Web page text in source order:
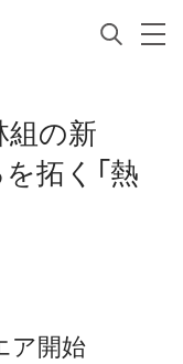
の新
拓く「熱
ア開始